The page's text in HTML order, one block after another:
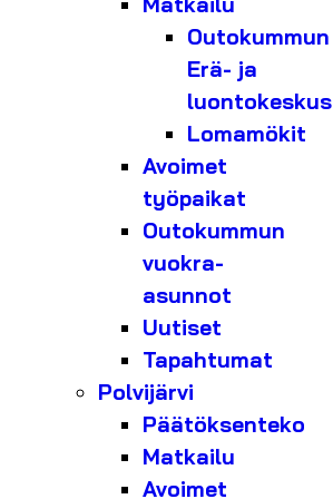
Outokummun
Erä- ja
luontokeskus
Lomamökit
Avoimet
työpaikat
Outokummun
vuokra-
asunnot
Uutiset
Tapahtumat
Polvijärvi
Päätöksenteko
Matkailu
Avoimet